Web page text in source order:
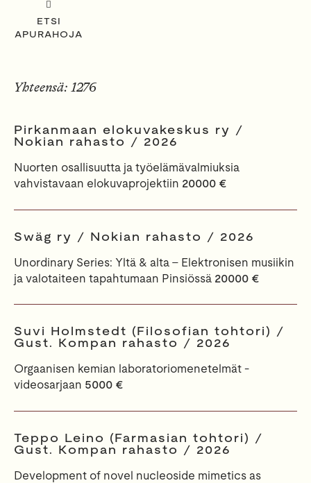
ETSI
APURAHOJA
Yhteensä: 1276
Pirkanmaan elokuvakeskus ry /
Nokian rahasto / 2026
Nuorten osallisuutta ja työelämävalmiuksia
vahvistavaan elokuvaprojektiin 20000 €
Swäg ry / Nokian rahasto / 2026
Unordinary Series: Yltä & alta - Elektronisen musiikin
ja valotaiteen tapahtumaan Pinsiössä 20000 €
Suvi Holmstedt (Filosofian tohtori) /
Gust. Kompan rahasto / 2026
Orgaanisen kemian laboratoriomenetelmät -
videosarjaan 5000 €
Teppo Leino (Farmasian tohtori) /
Gust. Kompan rahasto / 2026
Development of novel nucleoside mimetics as